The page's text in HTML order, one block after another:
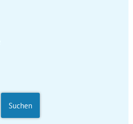
Suchen